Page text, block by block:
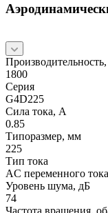
1800
Серия
G4D225
Сила тока, А
0.85
Типоразмер, мм
225
Тип тока
AC переменного тока
Уровень шума, дБ
74